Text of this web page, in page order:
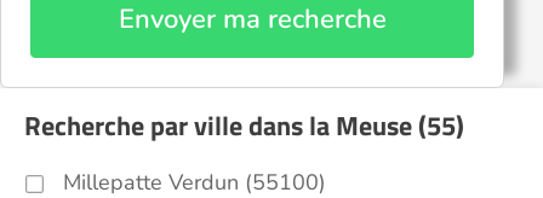
Envoyer ma recherche
Recherche par ville dans la Meuse (55)
Millepatte Verdun (55100)